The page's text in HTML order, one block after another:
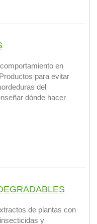
en
para evitar
del
dónde hacer
de plantas con
y